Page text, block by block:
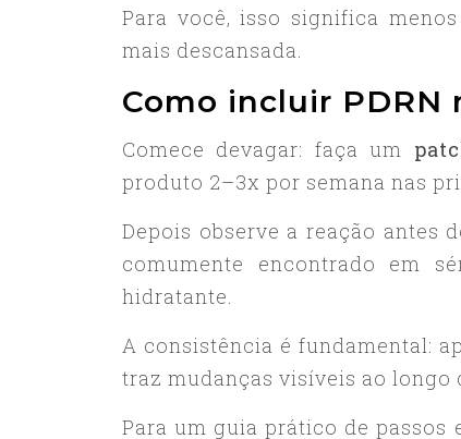
Para você, isso significa
mais descansada.
Como incluir PDRN
Comece devagar: faça um
produto 2–3x por semana nas
Depois observe a reação antes
comumente encontrado em
hidratante.
A consistência é fundamental:
traz mudanças visíveis ao longo
Para um guia prático de passos